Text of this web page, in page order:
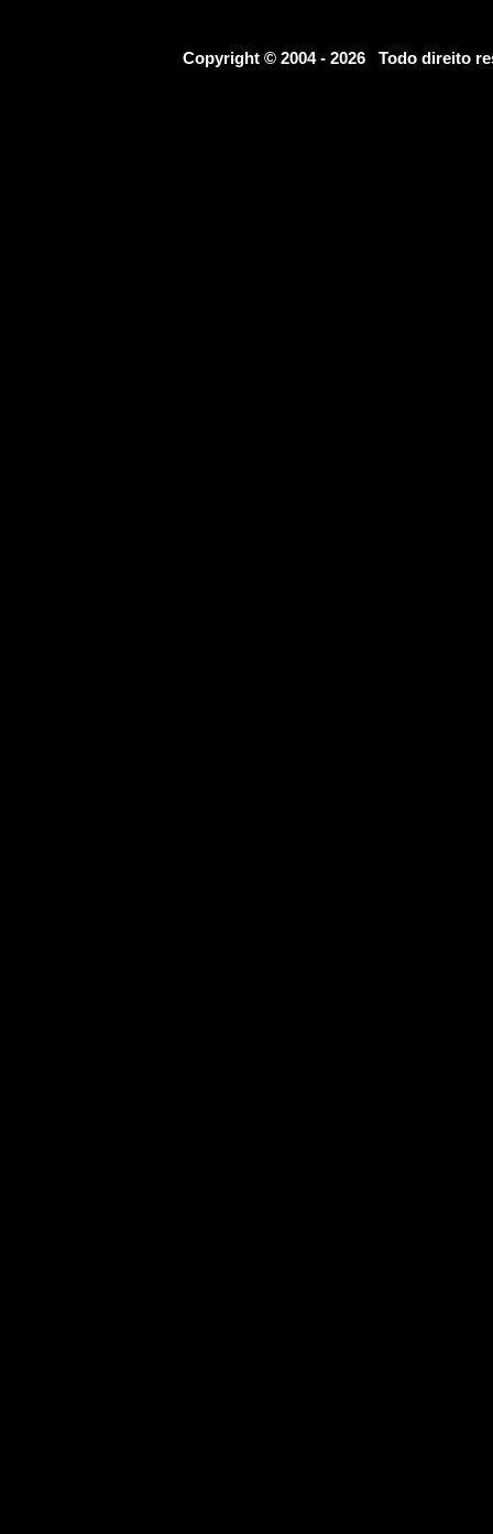
Copyright © 2004 - 2026 Todo direito